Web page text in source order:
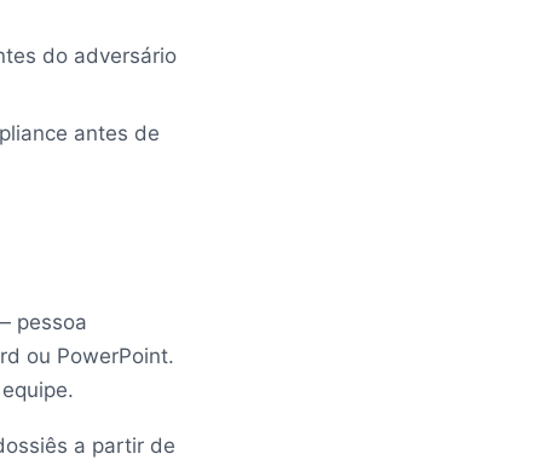
do adversário
antes de
pessoa
ou PowerPoint.
a partir de